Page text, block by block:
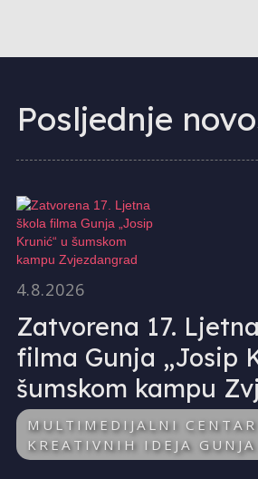
Posljednje
4.8.2026
Zatvorena 17.
filma Gunja „Josip
šumskom kampu
MULTIMEDIJALNI
KREATIVNIH IDEJA